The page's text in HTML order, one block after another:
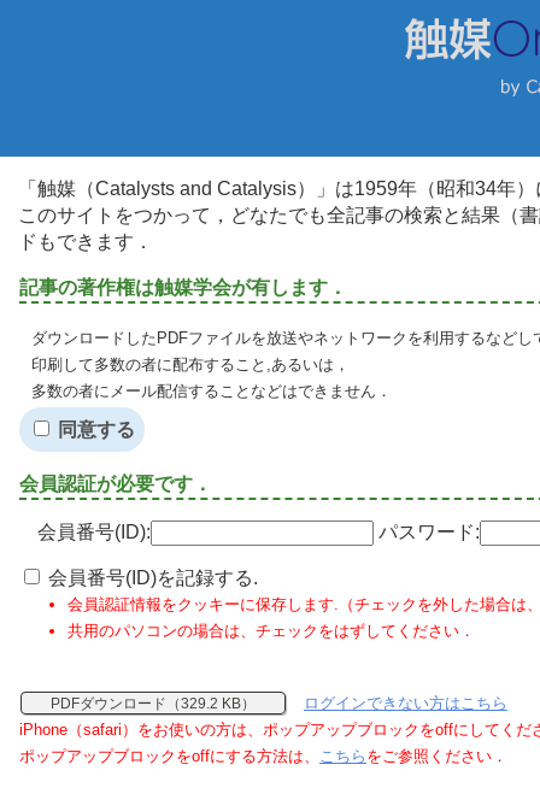
「触媒（Catalysts and Catalysis）」は1959年（昭和34年
このサイトをつかって，どなたでも全記事の検索と結果（
ドもできます．
記事の著作権は触媒学会が有します．
ダウンロードしたPDFファイルを放送やネットワークを利用するなど
印刷して多数の者に配布すること,あるいは，
多数の者にメール配信することなどはできません．
同意する
会員認証が必要です．
会員番号(ID): パスワード:
会員番号(ID)を記録する.
会員認証情報をクッキーに保存します.（チェックを外した場合は
共用のパソコンの場合は、チェックをはずしてください．
PDFダウンロード（329.2 KB）
ログインできない方はこちら
iPhone（safari）をお使いの方は、ポップアップブロックをoffにしてくだ
ポップアップブロックをoffにする方法は、 こちら をご参照ください．